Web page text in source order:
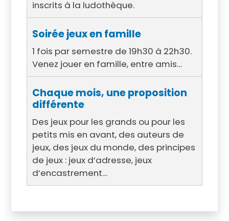
inscrits à la ludothèque.
Soirée jeux en famille
1 fois par semestre de 19h30 à 22h30.
Venez jouer en famille, entre amis…
Chaque mois, une proposition
différente
Des jeux pour les grands ou pour les
petits mis en avant, des auteurs de
jeux, des jeux du monde, des principes
de jeux : jeux d’adresse, jeux
d’encastrement…